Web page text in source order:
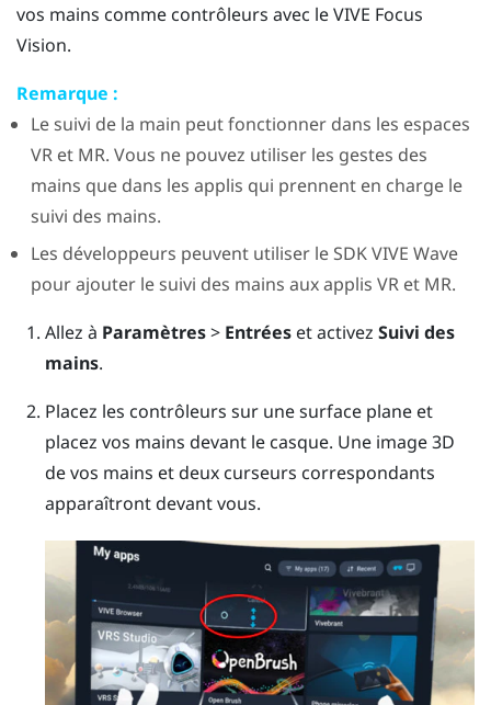
vos mains comme contrôleurs avec leVIVE Focus
Vision.
Remarque :
Le suivi de la main peut fonctionner dans les espaces
VR et MR. Vous ne pouvez utiliser les gestes des
mains que dans les applis qui prennent en charge le
suivi des mains.
Les développeurs peuvent utiliser le SDKVIVE Wave
pour ajouter le suivi des mains aux applis VR et MR.
Allez à Paramètres> Entréeset activez Suivi des
mains.
Placez les contrôleurs sur une surface plane et
placez vos mains devant le casque. Une image 3D
de vos mains et deux curseurs correspondants
apparaîtront devant vous.